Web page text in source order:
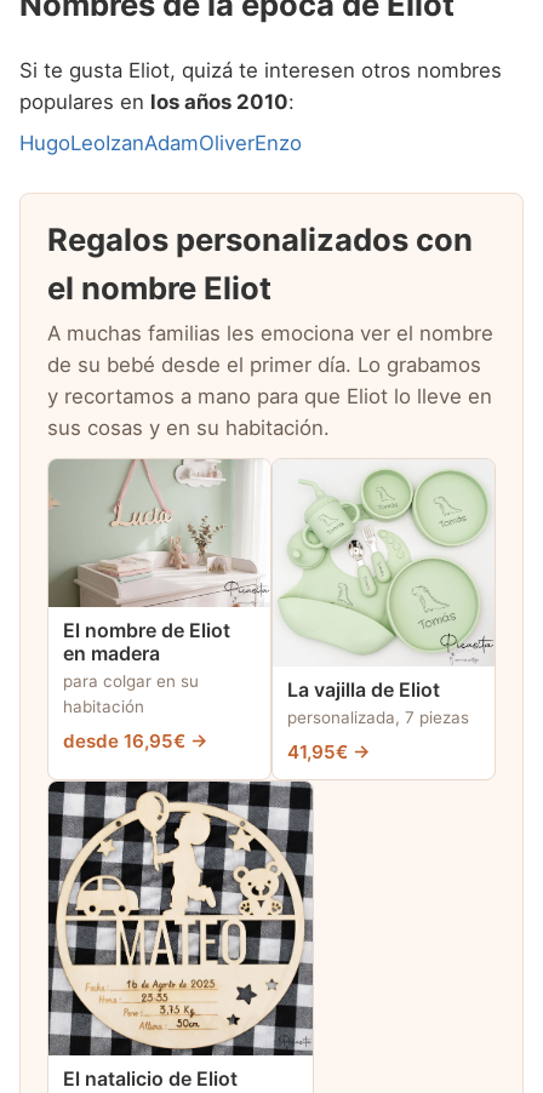
Si te gusta Eliot, quizá te interesen otros nombres
populares en los años 2010:
HugoLeoIzanAdamOliverEnzo
Regalos personalizados con
el nombre Eliot
A muchas familias les emociona ver el nombre
de su bebé desde el primer día. Lo grabamos
y recortamos a mano para que Eliot lo lleve en
sus cosas y en su habitación.
El nombre de Eliot
en madera
para colgar en su
habitación
desde 16,95€ →
La vajilla de Eliot
personalizada, 7 piezas
41,95€ →
El natalicio de Eliot